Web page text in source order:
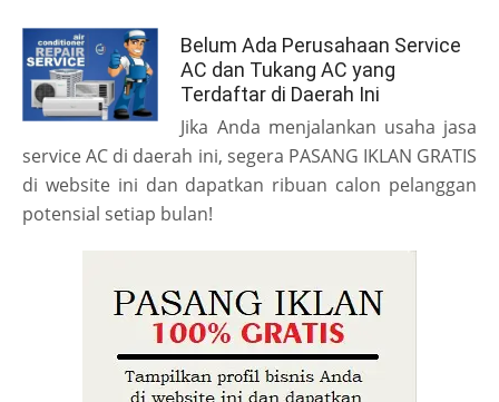
Belum Ada Perusahaan Service
AC dan Tukang AC yang
Terdaftar di Daerah Ini
Jika Anda menjalankan usaha jasa
service AC di daerah ini, segera PASANG IKLAN GRATIS
di website ini dan dapatkan ribuan calon pelanggan
potensial setiap bulan!